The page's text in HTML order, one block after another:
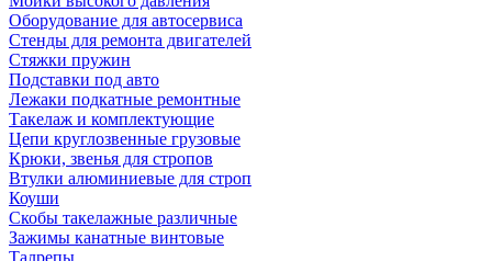
Оборудование для автосервиса
Стенды для ремонта двигателей
Стяжки пружин
Подставки под авто
Лежаки подкатные ремонтные
Такелаж и комплектующие
Цепи круглозвенные грузовые
Крюки, звенья для стропов
Втулки алюминиевые для строп
Коуши
Скобы такелажные различные
Зажимы канатные винтовые
Талрепы